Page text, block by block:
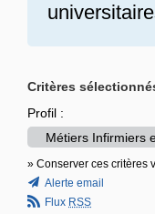
Critères
Profil :
» Conserver ces critères
Alerte email
Flux RSS